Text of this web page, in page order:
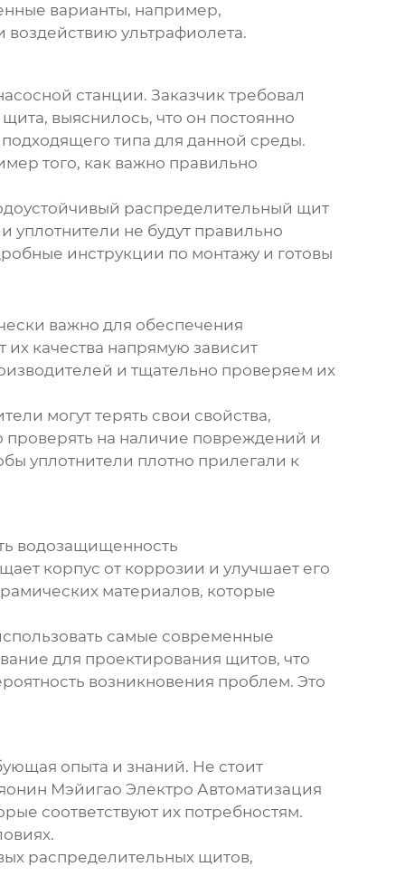
варианты, например,
ультрафиолета.
станции. Заказчик требовал
выяснилось, что он постоянно
типа для данной среды.
того, как важно правильно
распределительный щит
уплотнители не будут правильно
инструкции по монтажу и готовы
важно для обеспечения
их качества напрямую зависит
и тщательно проверяем их
могут терять свои свойства,
на наличие повреждений и
уплотнители плотно прилегали к
водозащищенность
корпус от коррозии и улучшает его
материалов, которые
самые современные
для проектирования щитов, что
возникновения проблем. Это
опыта и знаний. Не стоит
Мэйигао Электро Автоматизация
соответствуют их потребностям.
распределительных щитов,